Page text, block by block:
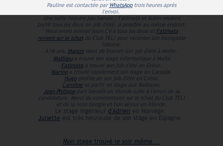
Pauline est contactée par WhatsApptrois heures après
l'envoi.
Une belle histoire pas banale : Fatimata et Aubin veulent
partir tous les deux en job d'été, si possible au même endroit.
Nous avons envoyé leurs CV à tous les deux et Fatimata
revient sur le tchatdu Club TELI pour raconter son incroyable
histoire.
A 16 ans, Manonvient de trouver son job d'été à Malte.
Mathieua trouvé son stage informatique à Malte.
Fatimata a trouvé son job d'été en Grèce.
Marion a trouvé rapidement son stage au Canada.
Hugo profite de son job d'été en Crète.
Caroline va partir en stage aux Baléares.
Jean Philippe part bientôt en Irlande suite à l'envoi de sa
candidature. Merci du commentaire sur le tchat du Club TELI
et de la note Google et bon séjour en Irlande.
Le stage ingénieur d'Adrien en Norvège.
Juliette est très heureuse de son stage en Espagne.
Mon stage trouvé le soir même...